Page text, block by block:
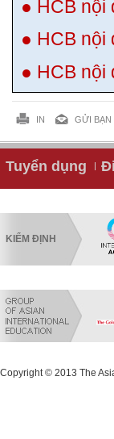
● HCB nội
● HCB nội
● HCB nội
IN GỬI BẠN
Tuyển dụng
KIỂM ĐỊNH
Copyright © 2013 The